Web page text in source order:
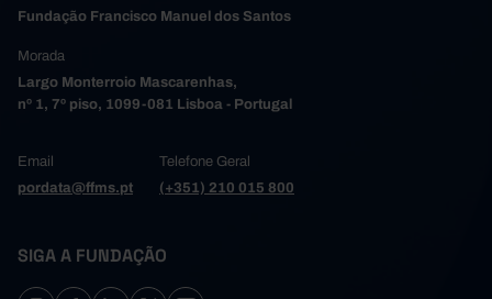
Fundação Francisco Manuel dos Santos
Morada
Largo Monterroio Mascarenhas,
nº 1, 7º piso, 1099-081 Lisboa - Portugal
Email
pordata@ffms.pt
Telefone Geral
(+351) 210 015 800
SIGA A FUNDAÇÃO